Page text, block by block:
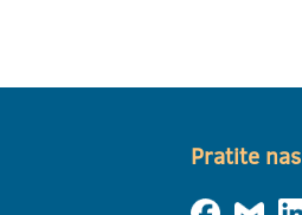
Pratite nas